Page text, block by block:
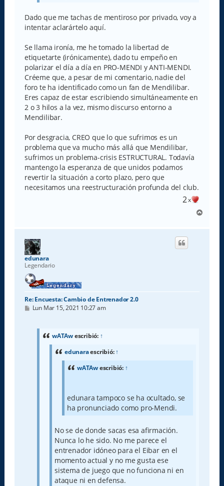
Dado que me tachas de mentiroso por privado, voy a
intentar aclarártelo aquí.
Se llama ironía, me he tomado la libertad de
etiquetarte (irónicamente), dado tu empeño en
polarizar el día a día en PRO-MENDI y ANTI-MENDI.
Créeme que, a pesar de mi comentario, nadie del
foro te ha identificado como un fan de Mendilibar.
Eres capaz de estar escribiendo simultáneamente en
2 o 3 hilos a la vez, mismo discurso entorno a
Mendilibar.
Por desgracia, CREO que lo que sufrimos es un
problema que va mucho más allá que Mendilibar,
sufrimos un problema-crisis ESTRUCTURAL. Todavía
mantengo la esperanza de que unidos podamos
revertir la situación a corto plazo, pero que
necesitamos una reestructuración profunda del club.
2x
r
edunara
Legendario
Re: Encuesta: Cambio de Entrenador 2.0
M
Lun Mar 15, 2021 10:27 am
wATAwescribió: ↑
edunaraescribió:↑
wATAwescribió: ↑
edunara tampoco se ha ocultado, se
ha pronunciado como pro-Mendi.
No se de donde sacas esa afirmación.
Nunca lo he sido. No me parece el
entrenador idóneo para el Eibar en el
momento actual y no me gusta ese
sistema de juego que no funciona ni en
ataque ni en defensa.